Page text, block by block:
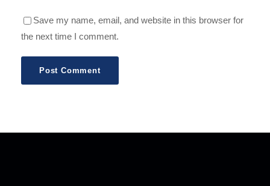
Save my name, email, and website in this browser for
the next time I comment.